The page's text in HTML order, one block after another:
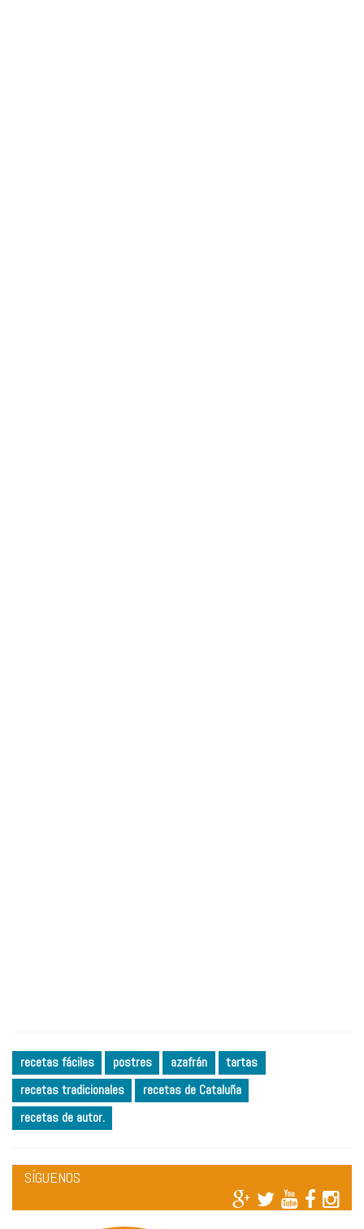
recetas fáciles postres azafrán
tartas
recetas tradicionales
recetas de Cataluña
recetas de autor.
SÍGUENOS